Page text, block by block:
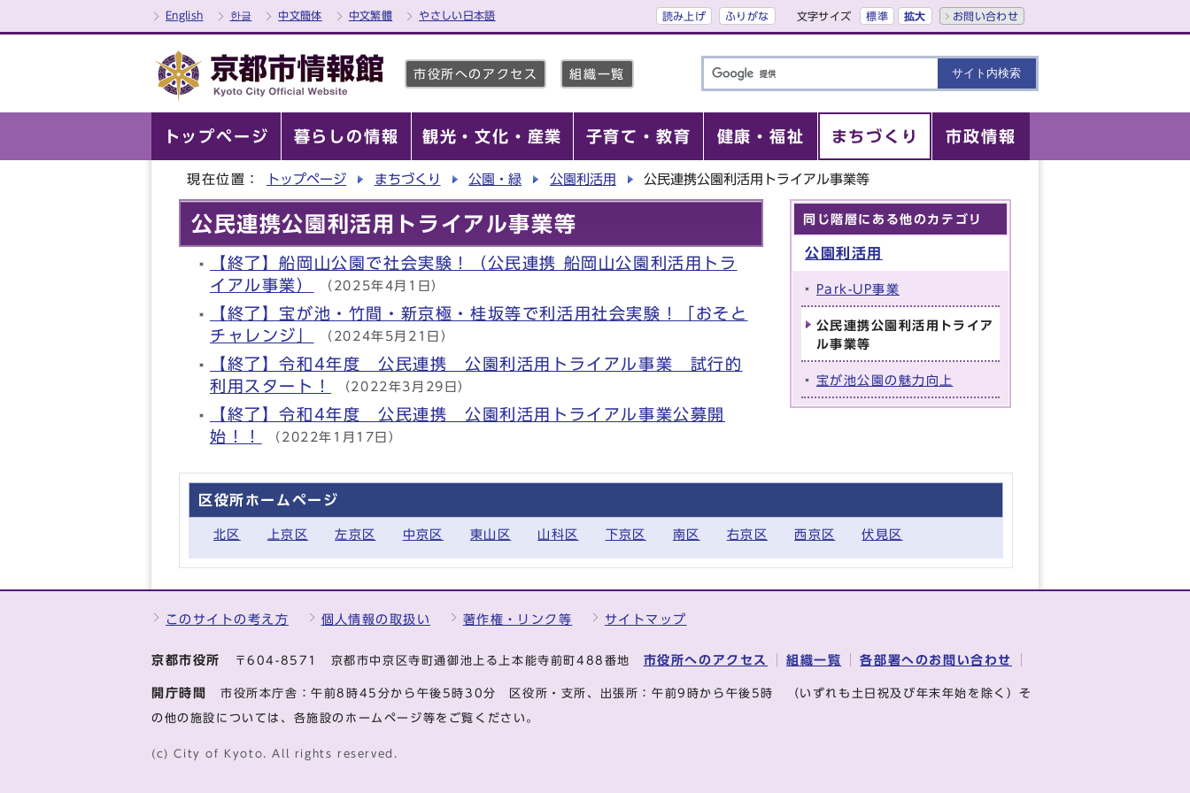
English 한글 中文簡体 中文繁體 やさしい日本語 読み上げ ふりがな 文字サイズ 標準 拡大 お問い合わせ
市役所へのアクセス 組織一覧
トップページ 暮らしの情報 観光・文化・産業 子育て・教育 健康・福祉 まちづくり 市政情報
現在位置： トップページ まちづくり 公園・緑 公園利活用 公民連携公園利活用トライアル事業等
公民連携公園利活用トライアル事業等
【終了】船岡山公園で社会実験！（公民連携 船岡山公園利活用トラ
イアル事業） （2025年4月1日）
【終了】宝が池・竹間・新京極・桂坂等で利活用社会実験！「おそと
チャレンジ」 （2024年5月21日）
【終了】令和4年度 公民連携 公園利活用トライアル事業 試行的
利用スタート！ （2022年3月29日）
【終了】令和4年度 公民連携 公園利活用トライアル事業公募開
始！！ （2022年1月17日）
同じ階層にある他のカテゴリ
公園利活用
Park-UP事業
公民連携公園利活用トライア
ル事業等
宝が池公園の魅力向上
区役所ホームページ
北区 上京区 左京区 中京区 東山区 山科区 下京区 南区 右京区 西京区 伏見区
このサイトの考え方 個人情報の取扱い 著作権・リンク等 サイトマップ
京都市役所 〒604-8571 京都市中京区寺町通御池上る上本能寺前町488番地 市役所へのアクセス 組織一覧 各部署へのお問い合わせ
開庁時間 市役所本庁舎：午前8時45分から午後5時30分 区役所・支所、出張所：午前9時から午後5時 （いずれも土日祝及び年末年始を除く）そ
の他の施設については、各施設のホームページ等をご覧ください。
(c) City of Kyoto. All rights reserved.